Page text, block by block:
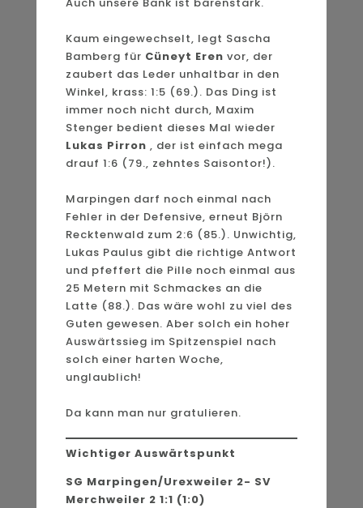
Kaum eingewechselt, legt Sascha
Bamberg für Cüneyt Eren vor, der
zaubert das Leder unhaltbar in den
Winkel, krass: 1:5 (69.). Das Ding ist
immer noch nicht durch, Maxim
Stenger bedient dieses Mal wieder
Lukas Pirron , der ist einfach mega
drauf 1:6 (79., zehntes Saisontor!).
Marpingen darf noch einmal nach
Fehler in der Defensive, erneut Björn
Recktenwald zum 2:6 (85.). Unwichtig,
Lukas Paulus gibt die richtige Antwort
und pfeffert die Pille noch einmal aus
25 Metern mit Schmackes an die
Latte (88.). Das wäre wohl zu viel des
Guten gewesen. Aber solch ein hoher
Auswärtssieg im Spitzenspiel nach
solch einer harten Woche,
unglaublich!
Da kann man nur gratulieren.
Wichtiger Auswärtspunkt
SG Marpingen/Urexweiler 2- SV
Merchweiler 2 1:1 (1:0)